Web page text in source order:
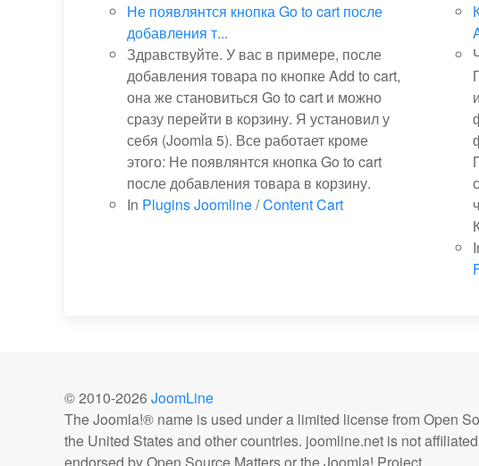
Не появлянтся кнопка Go to cart после
добавления т...
Здравствуйте. У вас в примере, после
добавления товара по кнопке Add to cart,
она же становиться Go to cart и можно
сразу перейти в корзину. Я установил у
себя (Joomla 5). Все работает кроме
этого: Не появлянтся кнопка Go to cart
после добавления товара в корзину.
In Plugins Joomline/Content Cart
© 2010-2026 JoomLine
The Joomla!® name is used under a limited license from Open
the United States and other countries. joomline.net is not